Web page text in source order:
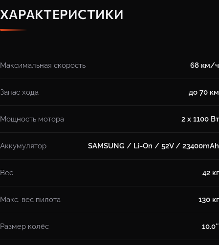
ХАРАКТЕРИСТИКИ
Максимальная скорость 68 км/ч
Запас хода до 70 км
Мощность мотора 2 x 1100 Вт
Аккумулятор SAMSUNG / Li-On / 52V / 23400mAh
Вес 42 кг
Макс. вес пилота 130 кг
Размер колёс 10.0″